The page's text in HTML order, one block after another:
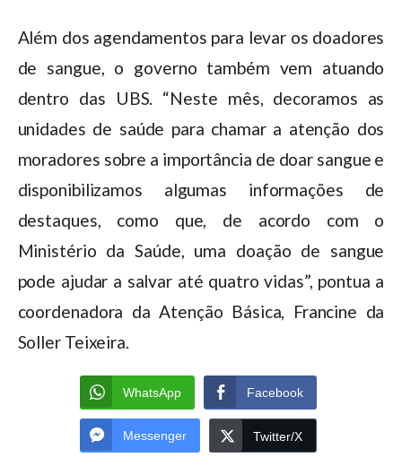
Além dos agendamentos para levar os doadores
de sangue, o governo também vem atuando
dentro das UBS. “Neste mês, decoramos as
unidades de saúde para chamar a atenção dos
moradores sobre a importância de doar sangue e
disponibilizamos algumas informações de
destaques, como que, de acordo com o
Ministério da Saúde, uma doação de sangue
pode ajudar a salvar até quatro vidas”, pontua a
coordenadora da Atenção Básica, Francine da
Soller Teixeira.
WhatsApp Facebook
Messenger Twitter/X